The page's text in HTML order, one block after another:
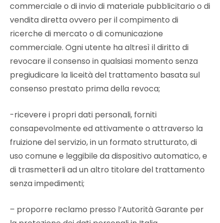
commerciale o di invio di materiale pubblicitario o di
vendita diretta ovvero per il compimento di
ricerche di mercato o di comunicazione
commerciale. Ogni utente ha altresì il diritto di
revocare il consenso in qualsiasi momento senza
pregiudicare la liceità del trattamento basata sul
consenso prestato prima della revoca;
-ricevere i propri dati personali, forniti
consapevolmente ed attivamente o attraverso la
fruizione del servizio, in un formato strutturato, di
uso comune e leggibile da dispositivo automatico, e
di trasmetterli ad un altro titolare del trattamento
senza impedimenti;
– proporre reclamo presso l’Autorità Garante per